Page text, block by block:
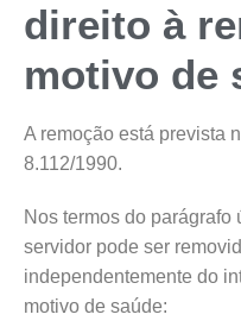
direito à
motivo de
A remoção está prevista
8.112/1990.
Nos termos do parágrafo
servidor pode ser
independentemente do
motivo de saúde: